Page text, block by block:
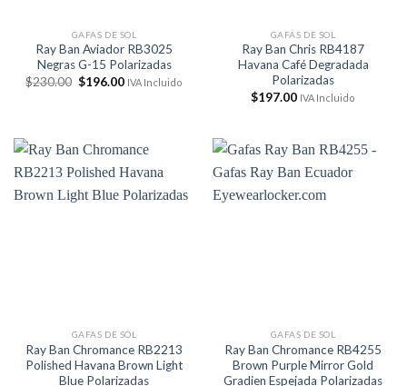
GAFAS DE SOL
Ray Ban Aviador RB3025
Negras G-15 Polarizadas
$230.00 El
$196.00ElIVA Incluido
GAFAS DE SOL
Ray Ban Chris RB4187
Havana Café Degradada
Polarizadas
$197.00 IVA Incluido
GAFAS DE SOL
Ray Ban Chromance RB2213
Polished Havana Brown Light
Blue Polarizadas
GAFAS DE SOL
Ray Ban Chromance RB4255
Brown Purple Mirror Gold
Gradien Espejada Polarizadas